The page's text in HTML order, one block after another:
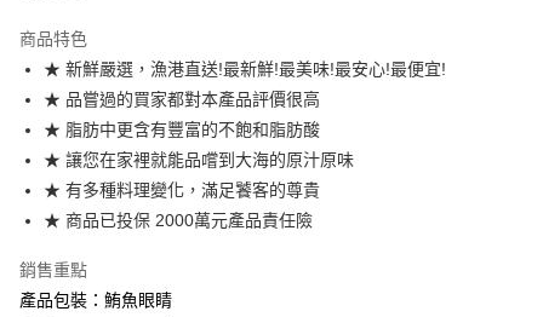
Google Pay
全盈+PAY
大哥付你分期
相關說明
【大哥付你分期使用說明】
1.本服務由台灣大哥大提供，台灣大哥大用戶可立即使用無須另外申請。
流程，驗證手機門號後，選擇欲分期的期數、繳款截止日，確認付款後即完
成交易。
3.實際核准額度、可分期數及費用金額請依後續交易確認頁面所載為準。
AFTEE先享後付
【關於「AFTEE先享後付」】
AFTEE先享後付是「在收到商品之後才付款」的支付方式。 讓您購物簡單
ATM付款
商品特色
★ 新鮮嚴選，漁港直送!最新鮮!最美味!最安心!最便宜!
★ 品嘗過的買家都對本產品評價很高
★ 脂肪中更含有豐富的不飽和脂肪酸
★ 讓您在家裡就能品嚐到大海的原汁原味
★ 有多種料理變化，滿足饕客的尊貴
★ 商品已投保 2000萬元產品責任險
銷售重點
產品包裝：鮪魚眼睛